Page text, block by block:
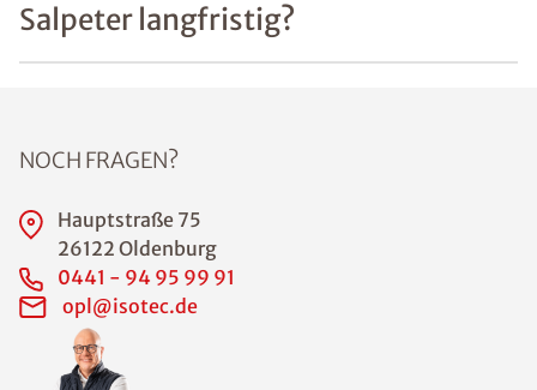
Salpeter langfristig?
NOCH FRAGEN?
Hauptstraße 75
26122 Oldenburg
0441 - 94 95 99 91
opl@isotec.de